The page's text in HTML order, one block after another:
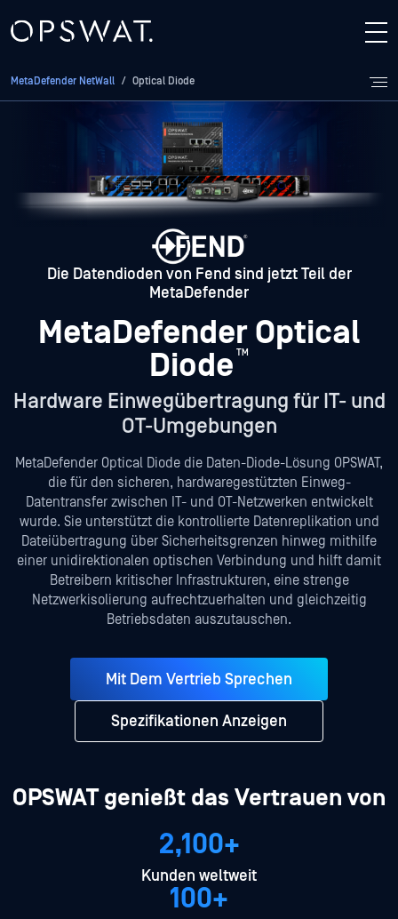
MetaDefender NetWall / Optical Diode
Die Datendioden von Fend sind jetzt Teil der
MetaDefender
MetaDefender Optical
Diode™
Hardware Einwegübertragung für IT- und
OT-Umgebungen
MetaDefender Optical Diode die Daten-Diode-Lösung OPSWAT,
die für den sicheren, hardwaregestützten Einweg-
Datentransfer zwischen IT- und OT-Netzwerken entwickelt
wurde. Sie unterstützt die kontrollierte Datenreplikation und
Dateiübertragung über Sicherheitsgrenzen hinweg mithilfe
einer unidirektionalen optischen Verbindung und hilft damit
Betreibern kritischer Infrastrukturen, eine strenge
Netzwerkisolierung aufrechtzuerhalten und gleichzeitig
Betriebsdaten auszutauschen.
Mit Dem Vertrieb Sprechen
Spezifikationen Anzeigen
OPSWAT genießt das Vertrauen von
2,100+
Kunden weltweit
100+